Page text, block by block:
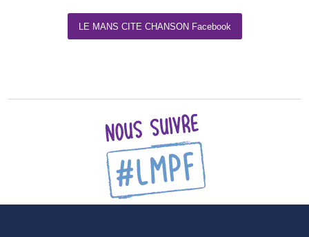
LE MANS CITE CHANSON Facebook